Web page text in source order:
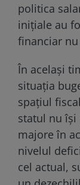
politica
inițiale au
financiar
În același
situația
spațiul
statul nu
majore în
nivelul
cel actual,